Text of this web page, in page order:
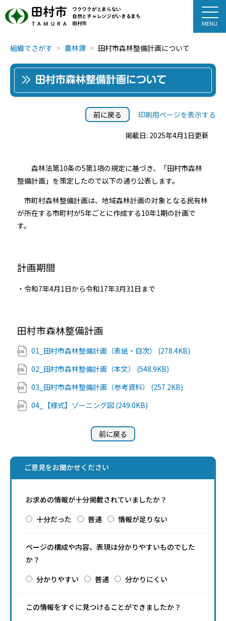
田村市
TAMURA
ワクワクがとまらない
自然とチャレンジがいきるまち
田村市
組織でさがす 農林課 田村市森林整備計画について
田村市森林整備計画について
前に戻る 印刷用ページを表示する
掲載日: 2025年4月1日更新
森林法第10条の5第1項の規定に基づき、「田村市森林
整備計画」を策定したので以下の通り公表します。
市町村森林整備計画は、地域森林計画の対象となる民有林
が所在する市町村が5年ごとに作成する10年1期の計画で
す。
計画期間
・令和7年4月1日から令和17年3月31日まで
田村市森林整備計画
01_田村市森林整備計画（表紙・目次） (278.4KB)
02_田村市森林整備計画（本文） (548.9KB)
03_田村市森林整備計画（参考資料） (257.2KB)
04_【様式】ゾーニング図 (249.0KB)
前に戻る
ご意見をお聞かせください
お求めの情報が十分掲載されていましたか？
十分だった
普通 情報が足りない
ページの構成や内容、表現は分かりやすいものでした
か？
分かりやすい
普通 分かりにくい
この情報をすぐに見つけることができましたか？